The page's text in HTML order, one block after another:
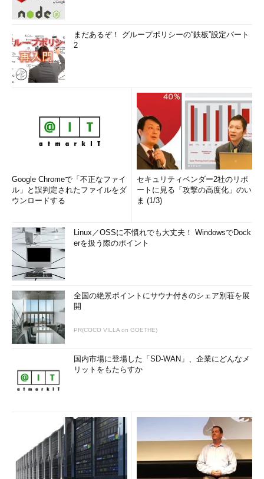
まだあるぞ！ グループポリシーの“鉄板”設定パート
2
Google Chromeで「不正なファイ
ル」と誤判定されたファイルをダ
ウンロードする
セキュリティベンダー2社のリポ
ートに見る「攻撃の高度化」のい
ま (1/3)
Linux／OSSに不慣れでも大丈夫！ WindowsでDock
erを扱う際のポイント
全国の絶景ポイントにサウナ付きのシェア別荘を展
開
PR(COCO VILLA on GOETHE)
国内市場に登場した「SD-WAN」、企業にどんなメ
リットをもたらすか